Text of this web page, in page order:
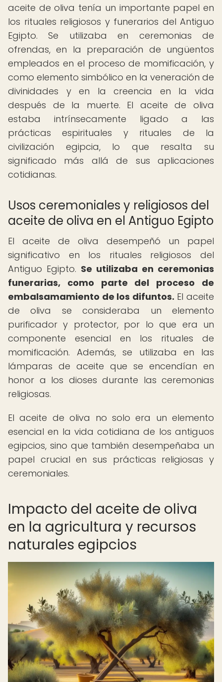
aceite de oliva tenía un importante papel en
los rituales religiosos y funerarios del Antiguo
Egipto. Se utilizaba en ceremonias de
ofrendas, en la preparación de ungüentos
empleados en el proceso de momificación, y
como elemento simbólico en la veneración de
divinidades y en la creencia en la vida
después de la muerte. El aceite de oliva
estaba intrínsecamente ligado a las
prácticas espirituales y rituales de la
civilización egipcia, lo que resalta su
significado más allá de sus aplicaciones
cotidianas.
Usos ceremoniales y religiosos del
aceite de oliva en el Antiguo Egipto
El aceite de oliva desempeñó un papel
significativo en los rituales religiosos del
Antiguo Egipto. Se utilizaba en ceremonias
funerarias, como parte del proceso de
embalsamamiento de los difuntos. El aceite
de oliva se consideraba un elemento
purificador y protector, por lo que era un
componente esencial en los rituales de
momificación. Además, se utilizaba en las
lámparas de aceite que se encendían en
honor a los dioses durante las ceremonias
religiosas.
El aceite de oliva no solo era un elemento
esencial en la vida cotidiana de los antiguos
egipcios, sino que también desempeñaba un
papel crucial en sus prácticas religiosas y
ceremoniales.
Impacto del aceite de oliva
en la agricultura y recursos
naturales egipcios